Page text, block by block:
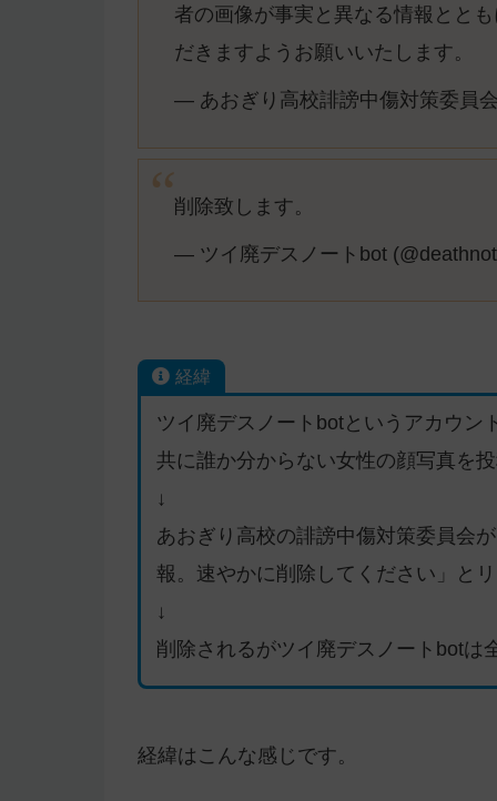
者の画像が事実と異なる情報とと
だきますようお願いいたします。
— あおぎり高校誹謗中傷対策委員
削除致します。
— ツイ廃デスノートbot
経緯
ツイ廃デスノートbotというアカウン
共に誰か分からない女性の顔写真を
↓
あおぎり高校の誹謗中傷対策委員会
報。速やかに削除してください」と
↓
削除されるがツイ廃デスノートbotは
経緯はこんな感じです。